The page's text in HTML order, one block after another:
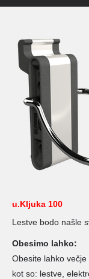
u.Kljuka 100
Lestve bodo našle
Obesimo lahko:
Obesite lahko večje
kot so: lestve,